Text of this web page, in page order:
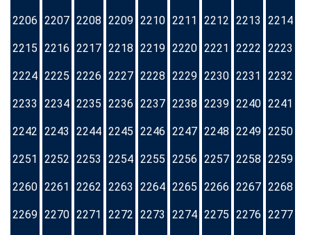
2206 2207 2208 2209 2210 2211 2212 2213 2214
2215 2216 2217 2218 2219 2220 2221 2222 2223
2224 2225 2226 2227 2228 2229 2230 2231 2232
2233 2234 2235 2236 2237 2238 2239 2240 2241
2242 2243 2244 2245 2246 2247 2248 2249 2250
2251 2252 2253 2254 2255 2256 2257 2258 2259
2260 2261 2262 2263 2264 2265 2266 2267 2268
2269 2270 2271 2272 2273 2274 2275 2276 2277